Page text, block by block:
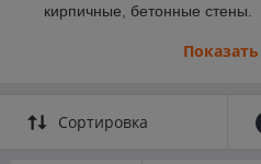
кирпичные, бетонные стены.
телевизионных,
Применение
Показать
Сортировка